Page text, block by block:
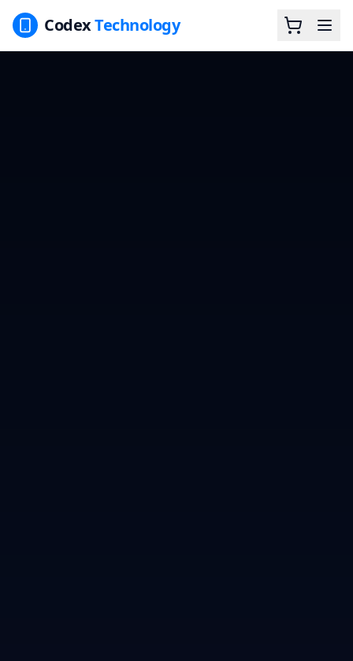
CodexTechnology